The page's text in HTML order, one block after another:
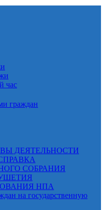
час
граждан
ДЕЯТЕЛЬНОСТИ
СОБРАНИЯ
НПА
на государственную